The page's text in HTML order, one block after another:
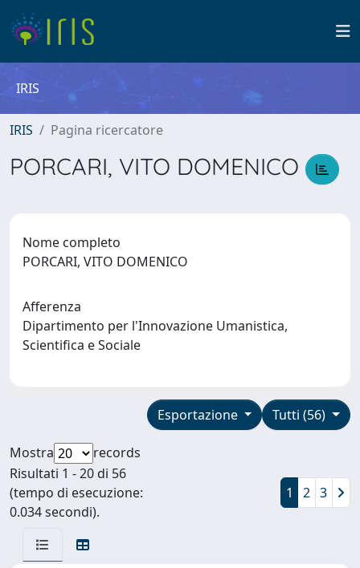
IRIS
IRIS Pagina ricercatore
PORCARI, VITO DOMENICO
Nome completo
PORCARI, VITO DOMENICO
Afferenza
Dipartimento per l'Innovazione Umanistica,
Scientifica e Sociale
Tutti (56)
Esportazione
Mostra
records
Risultati 1 - 20 di 56
(tempo di esecuzione:
0.034 secondi).
1 2 3